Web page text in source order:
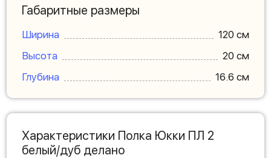
Габаритные размеры
Ширина
120 см
Высота
20 см
Глубина
16.6 см
Характеристики Полка Юкки ПЛ 2
белый/дуб делано